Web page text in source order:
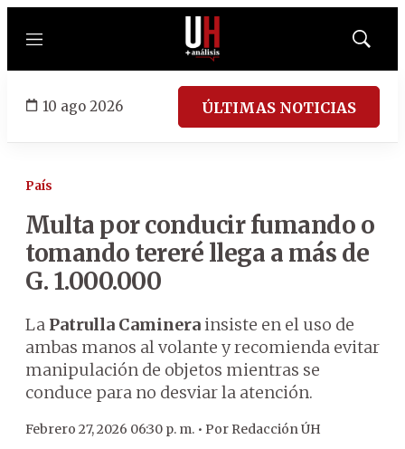
Menú
Mostrar
10 ago 2026 ÚLTIMAS NOTICIAS
País
Multa por conducir fumando o
tomando tereré llega a más de
G. 1.000.000
La Patrulla Caminerainsiste en el uso de
ambas manos al volante y recomienda evitar
manipulación de objetos mientras se
conduce para no desviar la atención.
Febrero 27, 2026 06:30 p. m. • Por Redacción ÚH